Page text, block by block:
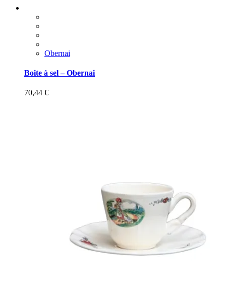
Obernai
Boite à sel – Obernai
70,44 €